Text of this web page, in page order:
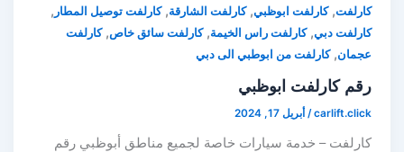
كارلفت,كارلفت ابوظبي,كارلفت الشارقة,كارلفت توصيل المطار ,
كارلفت دبي,كارلفت راس الخيمة,كارلفت سائق خاص,كارلفت
عجمان,كارلفت من ابوطبي الى دبي
رقم كارلفت ابوظبي
carlift.click
/أبريل 17, 2024
كارلفت – خدمة سيارات خاصة لجميع مناطق أبوظبي رقم